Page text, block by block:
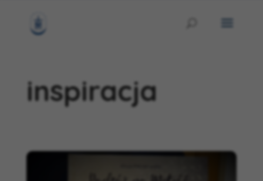
inspiracja